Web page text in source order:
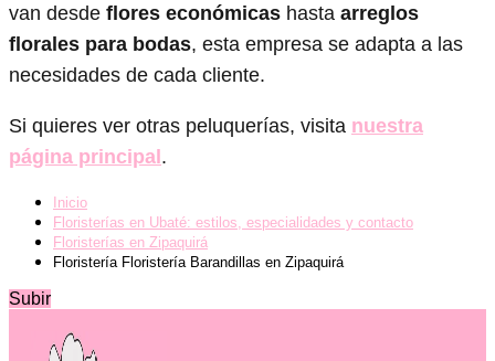
van desde flores económicas hasta arreglos
florales para bodas, esta empresa se adapta a las
necesidades de cada cliente.
Si quieres ver otras peluquerías, visita nuestra
página principal.
Inicio
Floristerías en Ubaté: estilos, especialidades y contacto
Floristerías en Zipaquirá
Floristería Floristería Barandillas en Zipaquirá
Subir